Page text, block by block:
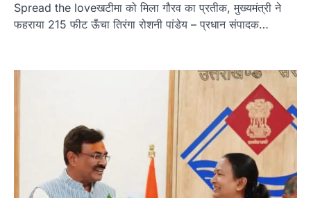
Spread the loveखटीमा को मिला गौरव का प्रतीक, मुख्यमंत्री ने
फहराया 215 फीट ऊँचा तिरंगा रोशनी पांडेय – प्रधान संपादक…